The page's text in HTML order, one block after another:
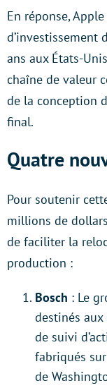
En réponse,
d’investissement
ans aux États-
chaîne de valeur
de la conception
final.
Quatre
Pour soutenir
millions de
de faciliter la
production :
Bosch : Le
destinés aux
de suivi
fabriqués sur
de